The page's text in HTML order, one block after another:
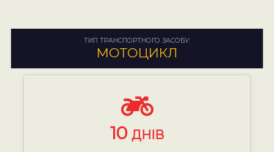
ТИП ТРАНСПОРТНОГО ЗАСОБУ:
МОТОЦИКЛ
10 ДНІВ